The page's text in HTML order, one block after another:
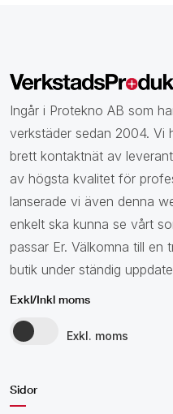
Ingår i Protekno AB som
verkstäder sedan 2004. Vi
brett kontaktnät av
av högsta kvalitet för
lanserade vi även denna
enkelt ska kunna se vårt
passar Er. Välkomna till
butik under ständig
Exkl/Inkl moms
Exkl. moms
Sidor